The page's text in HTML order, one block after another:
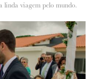
linda viagem pelo mundo.